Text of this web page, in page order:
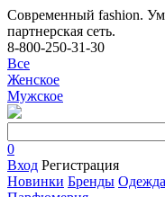
Современный fashion.
партнерская сеть.
8-800-250-31-30
Все
Женское
Мужское
0
Вход Регистрация
Новинки Бренды Одежда